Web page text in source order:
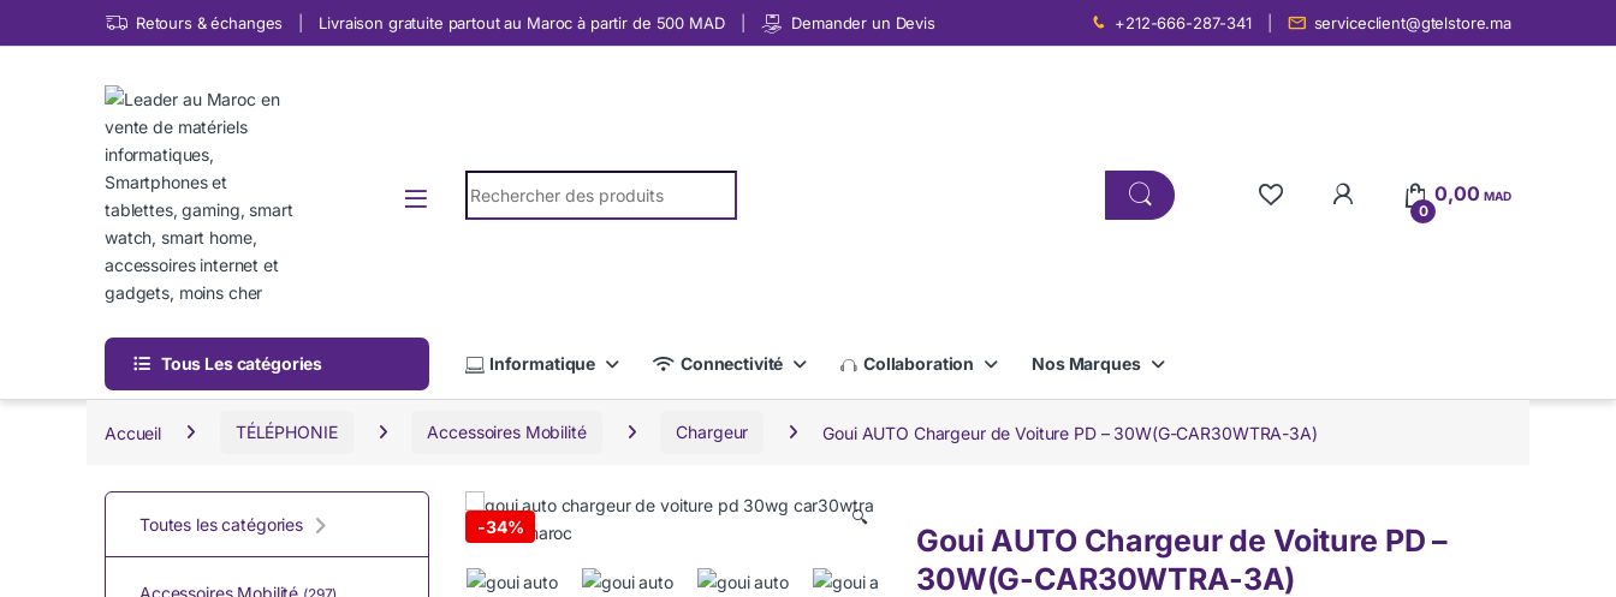
Skip to navigation
Skip to content Retours & échanges Livraison gratuite partout au Maroc à partir de 500 MAD Demander un Devis +212-666-287-341 serviceclient@gtelstore.ma
Search for:
0
0,00MAD
Tous Les catégories Informatique Connectivité Collaboration Nos Marques
Accueil TÉLÉPHONIE Accessoires Mobilité Chargeur Goui AUTO Chargeur de Voiture PD – 30W(G-CAR30WTRA-3A)
-34% 🔍
Goui AUTO Chargeur de Voiture PD –
30W(G-CAR30WTRA-3A)
Toutes les catégories